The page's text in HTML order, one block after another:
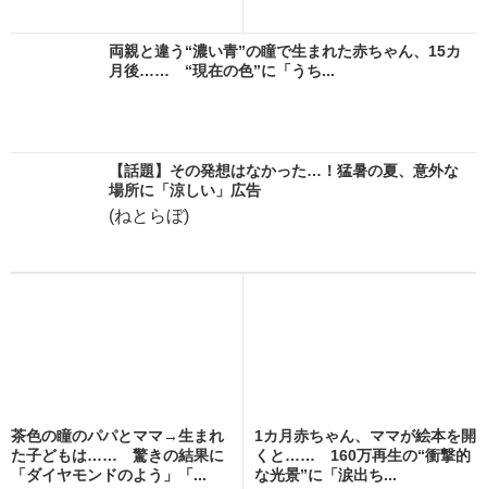
両親と違う“濃い青”の瞳で生まれた赤ちゃん、15カ
月後…… “現在の色”に「うち...
【話題】その発想はなかった…！猛暑の夏、意外な
場所に「涼しい」広告
(ねとらぼ)
茶色の瞳のパパとママ→生まれ
た子どもは…… 驚きの結果に
「ダイヤモンドのよう」「...
1カ月赤ちゃん、ママが絵本を開
くと…… 160万再生の“衝撃的
な光景”に「涙出ち...